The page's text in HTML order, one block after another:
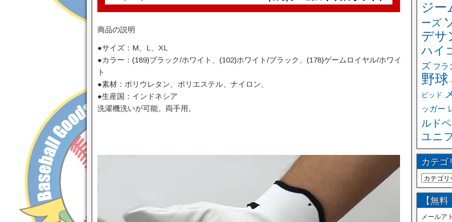
商品の説明
●サイズ：M、L、XL
●カラー：(189)ブラック/ホワイト、(102)ホワイト/ブラック、(178)ゲームロイヤル/ホワイ
ト
●素材：ポリウレタン、ポリエステル、ナイロン、
●生産国：インドネシア
洗濯機洗いが可能。両手用。
ジー
ーズ
デサ
ハイ
ズ フラ
野球
ビッド
ッガー
ルド
ユニ
カテゴ
【無
メールア